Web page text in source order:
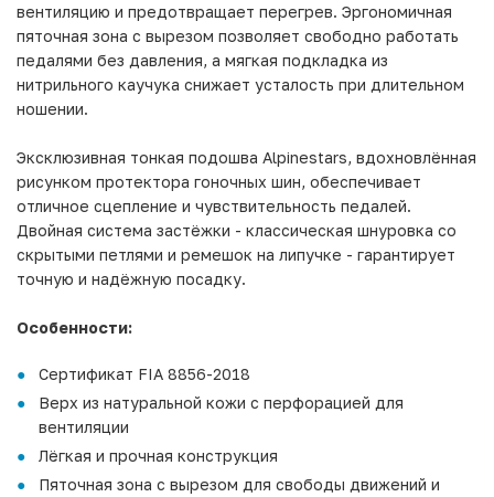
вентиляцию и предотвращает перегрев. Эргономичная
пяточная зона с вырезом позволяет свободно работать
педалями без давления, а мягкая подкладка из
нитрильного каучука снижает усталость при длительном
ношении.
Эксклюзивная тонкая подошва Alpinestars, вдохновлённая
рисунком протектора гоночных шин, обеспечивает
отличное сцепление и чувствительность педалей.
Двойная система застёжки - классическая шнуровка со
скрытыми петлями и ремешок на липучке - гарантирует
точную и надёжную посадку.
Особенности:
Сертификат FIA 8856-2018
Верх из натуральной кожи с перфорацией для
вентиляции
Лёгкая и прочная конструкция
Пяточная зона с вырезом для свободы движений и